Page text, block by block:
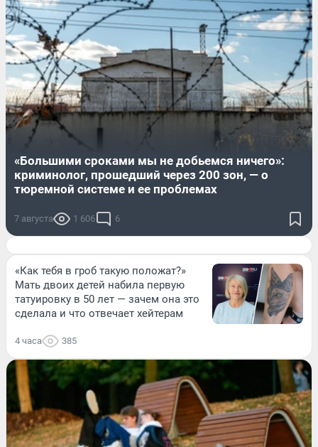
«Большими сроками мы не добьемся ничего»:
криминолог, прошедший через 200 зон, — о
тюремной системе и ее проблемах
7 августа 1 606 6
«Как тебя в гроб такую положат?»
Мать двоих детей набила первую
татуировку в 50 лет — зачем она это
сделала и что отвечает хейтерам
4 часа 385